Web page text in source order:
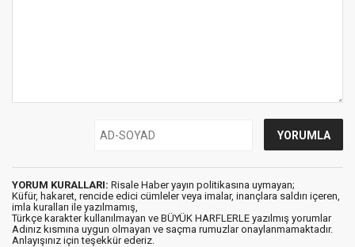
YORUM KURALLARI: Risale Haber yayın politikasına uymayan;
Küfür, hakaret, rencide edici cümleler veya imalar, inançlara saldırı içeren,
imla kuralları ile yazılmamış,
Türkçe karakter kullanılmayan ve BÜYÜK HARFLERLE yazılmış yorumlar
Adınız kısmına uygun olmayan ve saçma rumuzlar onaylanmamaktadır.
Anlayışınız için teşekkür ederiz.